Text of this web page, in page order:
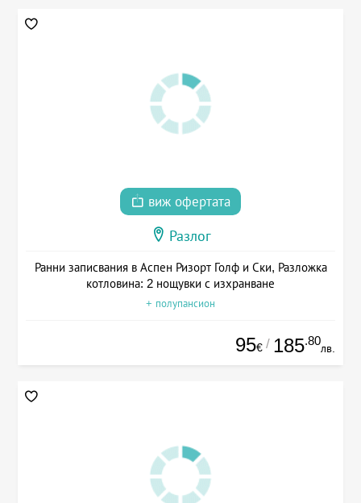
виж офертата
Разлог
Ранни записвания в Аспен Ризорт Голф и Ски, Разложка
котловина: 2 нощувки с изхранване
+ полупансион
95€ / 185.80
лв.